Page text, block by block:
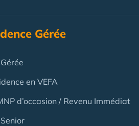
Gérée
en VEFA
d’occasion / Revenu Immédiat